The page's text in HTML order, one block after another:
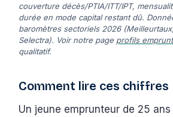
couverture décès/PTIA/ITT/IPT,
durée en mode capital restant dû.
baromètres sectoriels 2026
Selectra). Voir notre page profils
qualitatif.
Comment lire ces chiffres
Un jeune emprunteur de 25